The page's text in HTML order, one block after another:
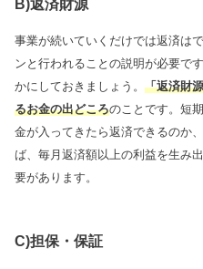
B)返済財源
事業が続いていくだけでは返済は
ンと行われることの説明が必要で
かにしておきましょう。 「返済財
るお金の出どころのことです。短
金が入ってきたら返済できるのか
ば、毎月返済額以上の利益を生み
要があります。
C)担保・保証